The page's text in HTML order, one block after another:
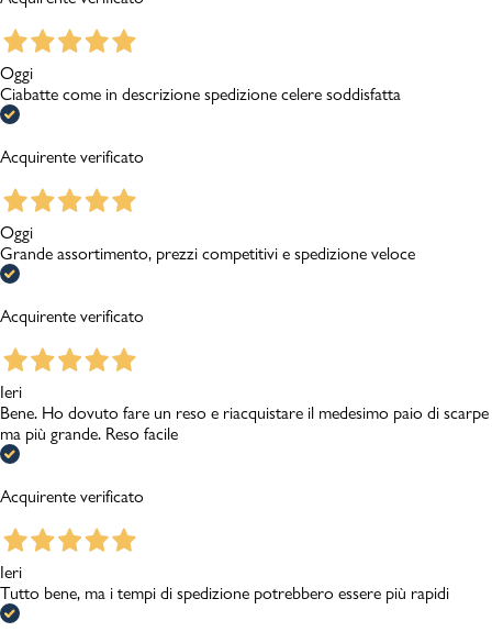
Oggi
Ciabatte come in descrizione spedizione celere soddisfatta
Acquirente verificato
Oggi
Grande assortimento, prezzi competitivi e spedizione veloce
Acquirente verificato
Ieri
Bene. Ho dovuto fare un reso e riacquistare il medesimo paio di scarpe
ma più grande. Reso facile
Acquirente verificato
Ieri
Tutto bene, ma i tempi di spedizione potrebbero essere più rapidi